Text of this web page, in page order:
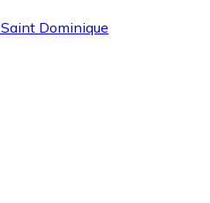
Saint Dominique